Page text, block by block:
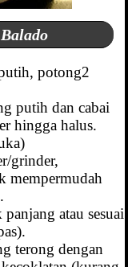
potong2
putih dan cabai
hingga halus.
grinder,
mempermudah
atau sesuai
terong dengan